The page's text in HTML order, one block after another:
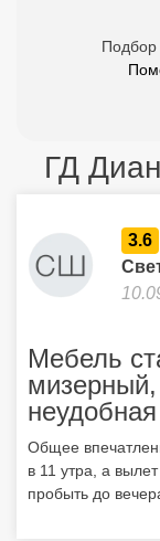
Подбор
ГД
3.6
Мебель
мизерный,
Общее
в 11 утра, а
пробыть до